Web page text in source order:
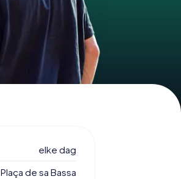
elke dag
Plaça de sa Bassa